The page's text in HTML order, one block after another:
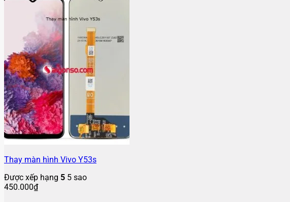
Thay màn hình Vivo Y53s
Được xếp hạng 5 5 sao
450.000₫